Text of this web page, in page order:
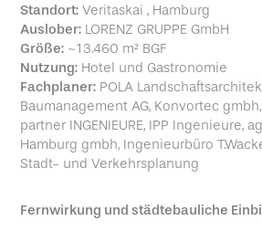
Standort: Veritaskai , Hamburg
Auslober: LORENZ GRUPPE GmbH
Größe: ~13.460 m² BGF
Nutzung: Hotel und Gastronomie
Fachplaner: POLA
Baumanagement AG, Konvortec
partner INGENIEURE, IPP Ingenieure,
Hamburg gmbh, Ingenieurbüro
Stadt- und Verkehrsplanung
Fernwirkung und städtebauliche